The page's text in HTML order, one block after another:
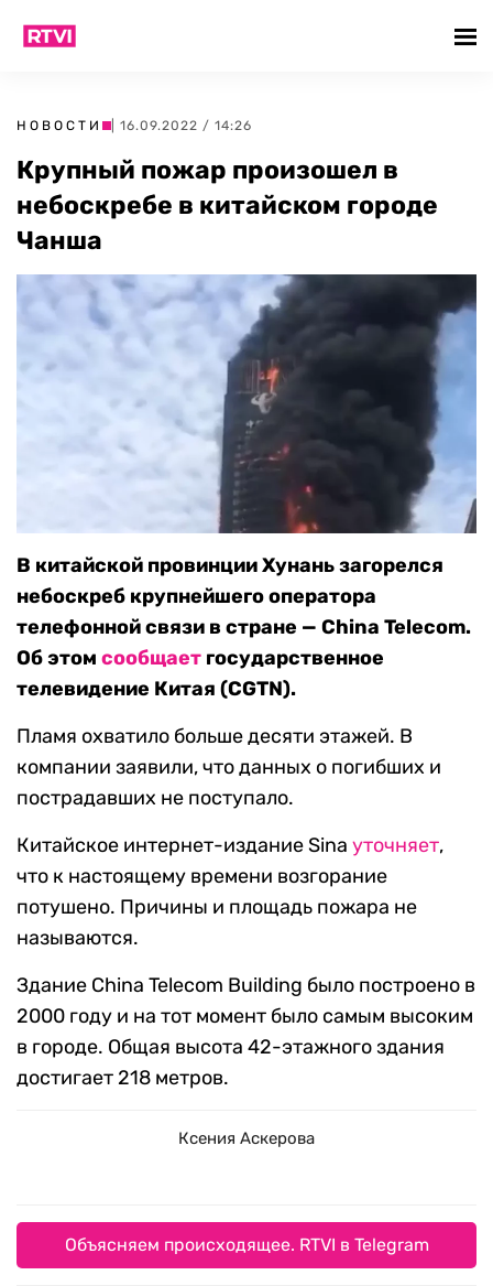
НОВОСТИ | 16.09.2022 / 14:26
Крупный пожар произошел в
небоскребе в китайском городе
Чанша
В китайской провинции Хунань загорелся
небоскреб крупнейшего оператора
телефонной связи в стране — China Telecom.
Об этом сообщает государственное
телевидение Китая (CGTN).
Пламя охватило больше десяти этажей. В
компании заявили, что данных о погибших и
пострадавших не поступало.
Китайское интернет-издание Sina уточняет,
что к настоящему времени возгорание
потушено. Причины и площадь пожара не
называются.
Здание China Telecom Building было построено в
2000 году и на тот момент было самым высоким
в городе. Общая высота 42-этажного здания
достигает 218 метров.
Ксения Аскерова
Объясняем происходящее. RTVI в Telegram